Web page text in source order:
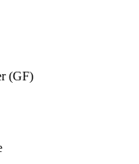
(GF)